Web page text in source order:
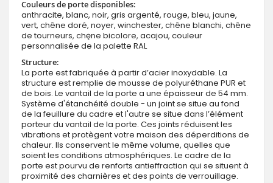
Couleurs de porte disponibles:
anthracite, blanc, noir, gris argenté, rouge, bleu, jaune,
vert, chêne doré, noyer, winchester, chêne blanchi, chêne
de tourneurs, chęne bicolore, acajou, couleur
personnalisée de la palette RAL
Structure:
La porte est fabriquée à partir d’acier inoxydable. La
structure est remplie de mousse de polyuréthane PUR et
de bois. Le vantail de la porte a une épaisseur de 54 mm.
Système d'étanchéité double - un joint se situe au fond
de la feuillure du cadre et l'autre se situe dans l’élément
porteur du vantail de la porte. Ces joints réduisent les
vibrations et protègent votre maison des déperditions de
chaleur. Ils conservent le même volume, quelles que
soient les conditions atmosphériques. Le cadre de la
porte est pourvu de renforts antieffraction qui se situent à
proximité des charnières et des points de verrouillage.